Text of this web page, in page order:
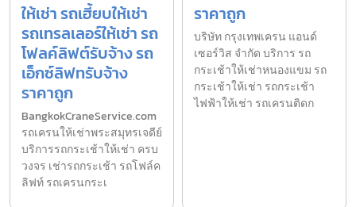
ให้เช่า รถเฮี้ยบให้เช่า
รถเทรลเลอร์ให้เช่า รถ
โฟลค์ลิฟต์รับจ้าง รถ
เอ็กซ์ลิฟทรับจ้าง
ราคาถูก
BangkokCraneService.com
รถเครนให้เช่าพระสมุทรเจดีย์
บริการรถกระเช้าให้เช่า ครบ
วงจร เช่ารถกระเช้า รถโฟล์ค
ลิฟท์ รถเครนกระเ
ราคาถูก
บริษัท กรุงเทพเครน แอนด์
เซอร์วิส จำกัด บริการ รถ
กระเช้าให้เช่าหนองแขม รถ
กระเช้าให้เช่า รถกระเช้า
ไฟฟ้าให้เช่า รถเครนติดก